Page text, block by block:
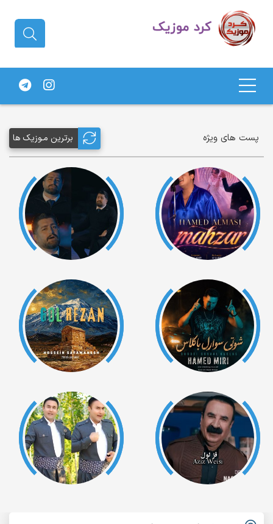
های کردی
پست های ویژه برترین مـوزیک ها